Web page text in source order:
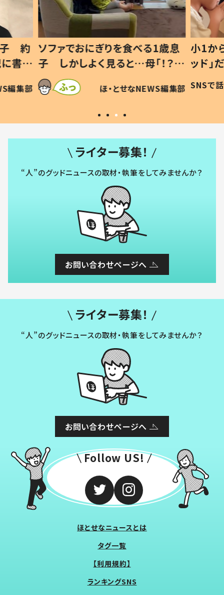
歳息
？」
編集部
小1から不登校、息子は「ギフテ
ッド」だった 父が“ウチ給食”を
作り続ける理由とは #令和の親
#令和の子
SNSで話題 ほ・とせなNEWS編集部
ひ孫
が、抱
「涙
い」
ライター募集！
“人”のグッドニュースの取材・執筆をしてみませんか？
お問い合わせページへ
ライター募集！
“人”のグッドニュースの取材・執筆をしてみませんか？
お問い合わせページへ
Follow US!
ほとせなニュースとは
タグ一覧
【利用規約】
ランキングSNS